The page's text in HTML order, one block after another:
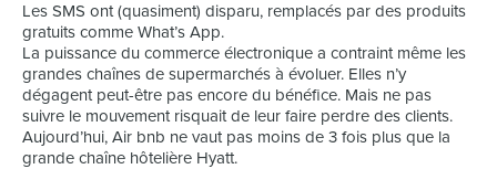
Les SMS ont (quasiment) disparu, remplacés par des produits
gratuits comme What’s App.
La puissance du commerce électronique a contraint même les
grandes chaînes de supermarchés à évoluer. Elles n’y
dégagent peut-être pas encore du bénéfice. Mais ne pas
suivre le mouvement risquait de leur faire perdre des clients.
Aujourd’hui, Air bnb ne vaut pas moins de 3 fois plus que la
grande chaîne hôtelière Hyatt.